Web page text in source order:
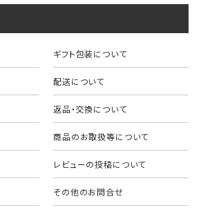
ギフト包装について
配送について
返品・交換について
商品のお取扱等について
レビューの投稿について
その他のお問合せ